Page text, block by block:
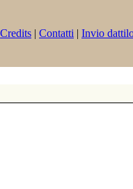
Credits | Contatti | Invio